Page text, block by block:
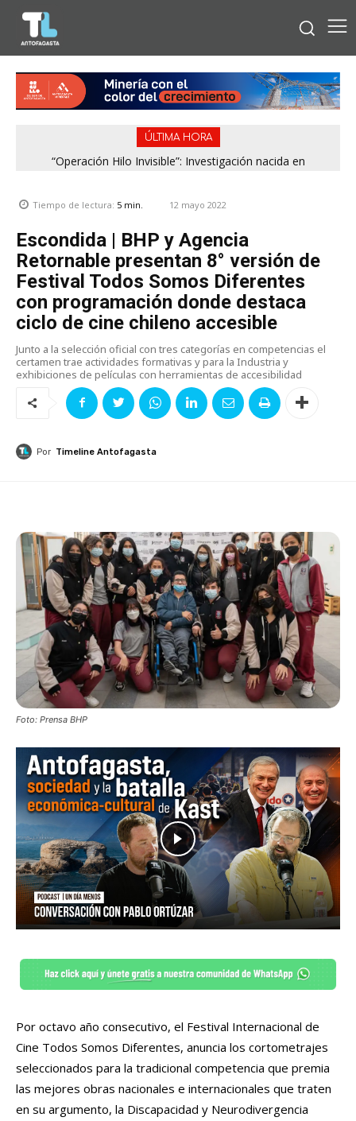
ÚLTIMA HORA
“Operación Hilo Invisible”: Investigación nacida en
Tiempo de lectura: 5 min. 12 mayo 2022
Escondida | BHP y Agencia
Retornable presentan 8° versión de
Festival Todos Somos Diferentes
con programación donde destaca
ciclo de cine chileno accesible
Junto a la selección oficial con tres categorías en competencias el
certamen trae actividades formativas y para la Industria y
exhibiciones de películas con herramientas de accesibilidad
Por Timeline Antofagasta
Foto: Prensa BHP
Por octavo año consecutivo, el Festival Internacional de
Cine Todos Somos Diferentes, anuncia los cortometrajes
seleccionados para la tradicional competencia que premia
las mejores obras nacionales e internacionales que traten
en su argumento, la Discapacidad y Neurodivergencia